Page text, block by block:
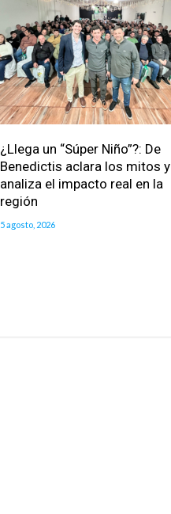
¿Llega un “Súper Niño”?: De
Benedictis aclara los mitos y
analiza el impacto real en la
región
5 agosto, 2026